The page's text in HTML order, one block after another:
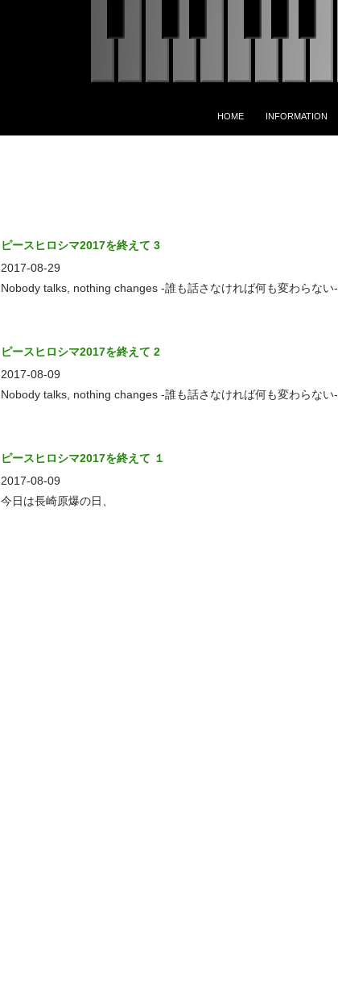
HOME
INFORMATION
ピースヒロシマ2017を終えて 3
2017-08-29
Nobody talks, nothing changes -誰も話さなければ何も変わらない-
ピースヒロシマ2017を終えて 2
2017-08-09
Nobody talks, nothing changes -誰も話さなければ何も変わらない-
ピースヒロシマ2017を終えて １
2017-08-09
今日は長崎原爆の日、